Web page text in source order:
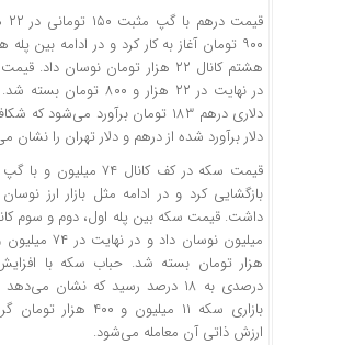
۹۰۰ تومان آغاز به کار کرد و در ادامه بین
هشتم کانال ۲۲ هزار تومان نوسان داد.
در نهایت در ۲۲ هزار و ۸۰۰ تومان
دلاری درهم ۱۸۳ تومان برآورد می‌شود که
دلار برآورد شده از درهم و دلار تهران را نشان
قیمت سکه در کف کانال ۷۴ میلیون
بازگشایی کرد و در ادامه مثل بازار ارز
هزار تومان بسته شد. حباب سکه با
درصدی به ۱۸ درصد رسید که نشان
بازاری سکه ۱۱ میلیون و ۴۰۰ هزار
ارزش ذاتی آن معامله می‌شود.